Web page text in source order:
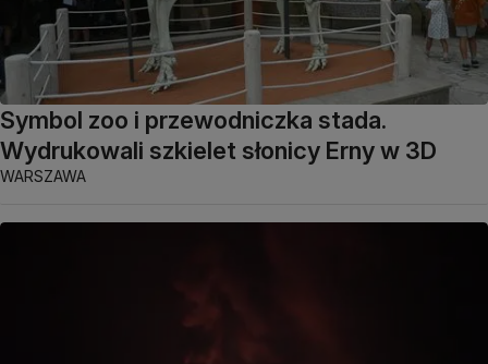
Symbol zoo i przewodniczka stada.
Wydrukowali szkielet słonicy Erny w 3D
WARSZAWA